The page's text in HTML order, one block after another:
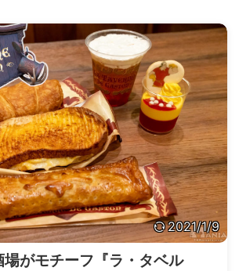
2021/1/9
場がモチーフ『ラ・タベル